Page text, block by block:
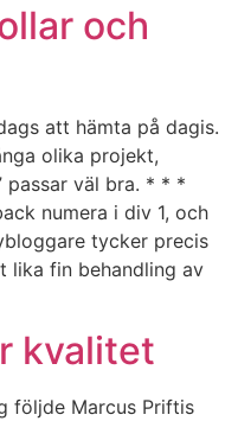
och
att hämta på dagis.
olika projekt,
passar väl bra. * * *
numera i div 1, och
tycker precis
lika fin behandling av
kvalitet
följde Marcus Priftis